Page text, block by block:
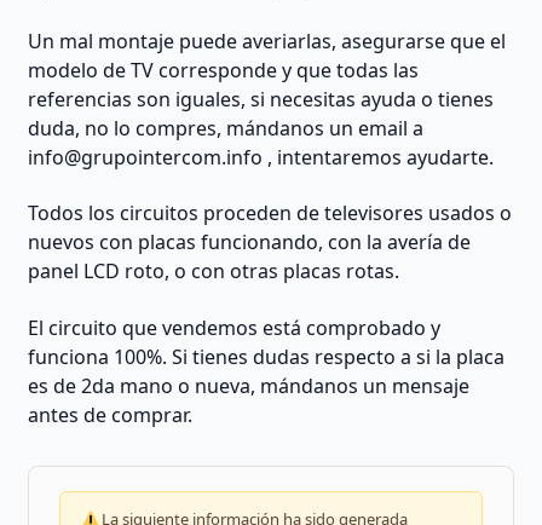
Un mal montaje puede averiarlas, asegurarse que el
modelo de TV corresponde y que todas las
referencias son iguales, si necesitas ayuda o tienes
duda, no lo compres, mándanos un email a
info@grupointercom.info , intentaremos ayudarte.
Todos los circuitos proceden de televisores usados o
nuevos con placas funcionando, con la avería de
panel LCD roto, o con otras placas rotas.
El circuito que vendemos está comprobado y
funciona 100%. Si tienes dudas respecto a si la placa
es de 2da mano o nueva, mándanos un mensaje
antes de comprar.
La siguiente información ha sido generada